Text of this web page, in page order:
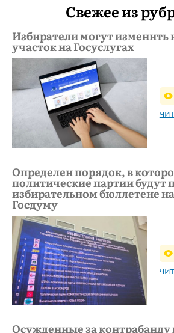
Свежее из
Избиратели могут изменить
участок на Госуслугах
Определен порядок, в
политические партии будут
избирательном бюллетене
Госдуму
Осужденные за контрабанду